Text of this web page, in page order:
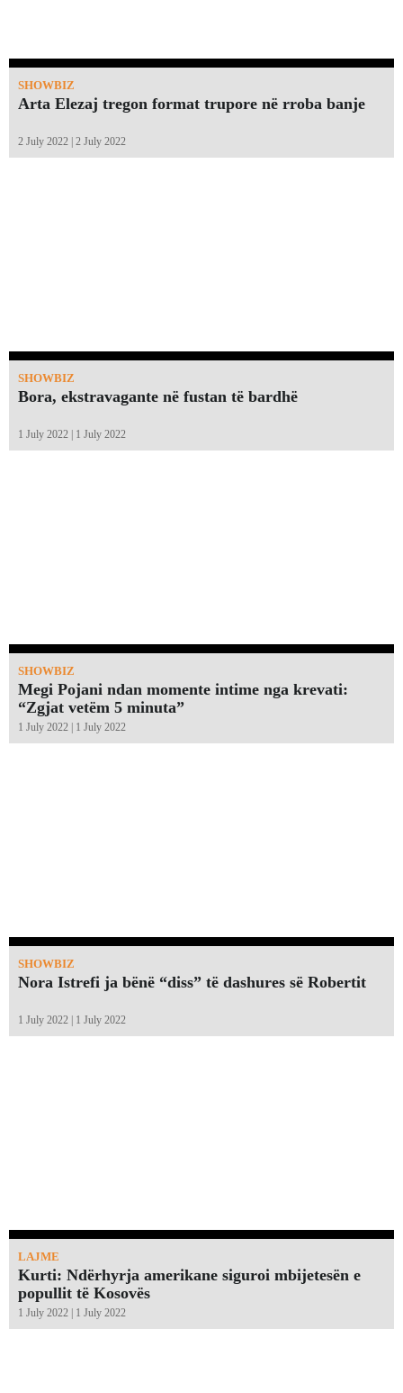
SHOWBIZ
Arta Elezaj tregon format trupore në rroba banje
2 July 2022 | 2 July 2022
SHOWBIZ
Bora, ekstravagante në fustan të bardhë
1 July 2022 | 1 July 2022
SHOWBIZ
Megi Pojani ndan momente intime nga krevati:
“Zgjat vetëm 5 minuta”￼
1 July 2022 | 1 July 2022
SHOWBIZ
Nora Istrefi ja bënë “diss” të dashures së Robertit
1 July 2022 | 1 July 2022
LAJME
Kurti: Ndërhyrja amerikane siguroi mbijetesën e
popullit të Kosovës
1 July 2022 | 1 July 2022